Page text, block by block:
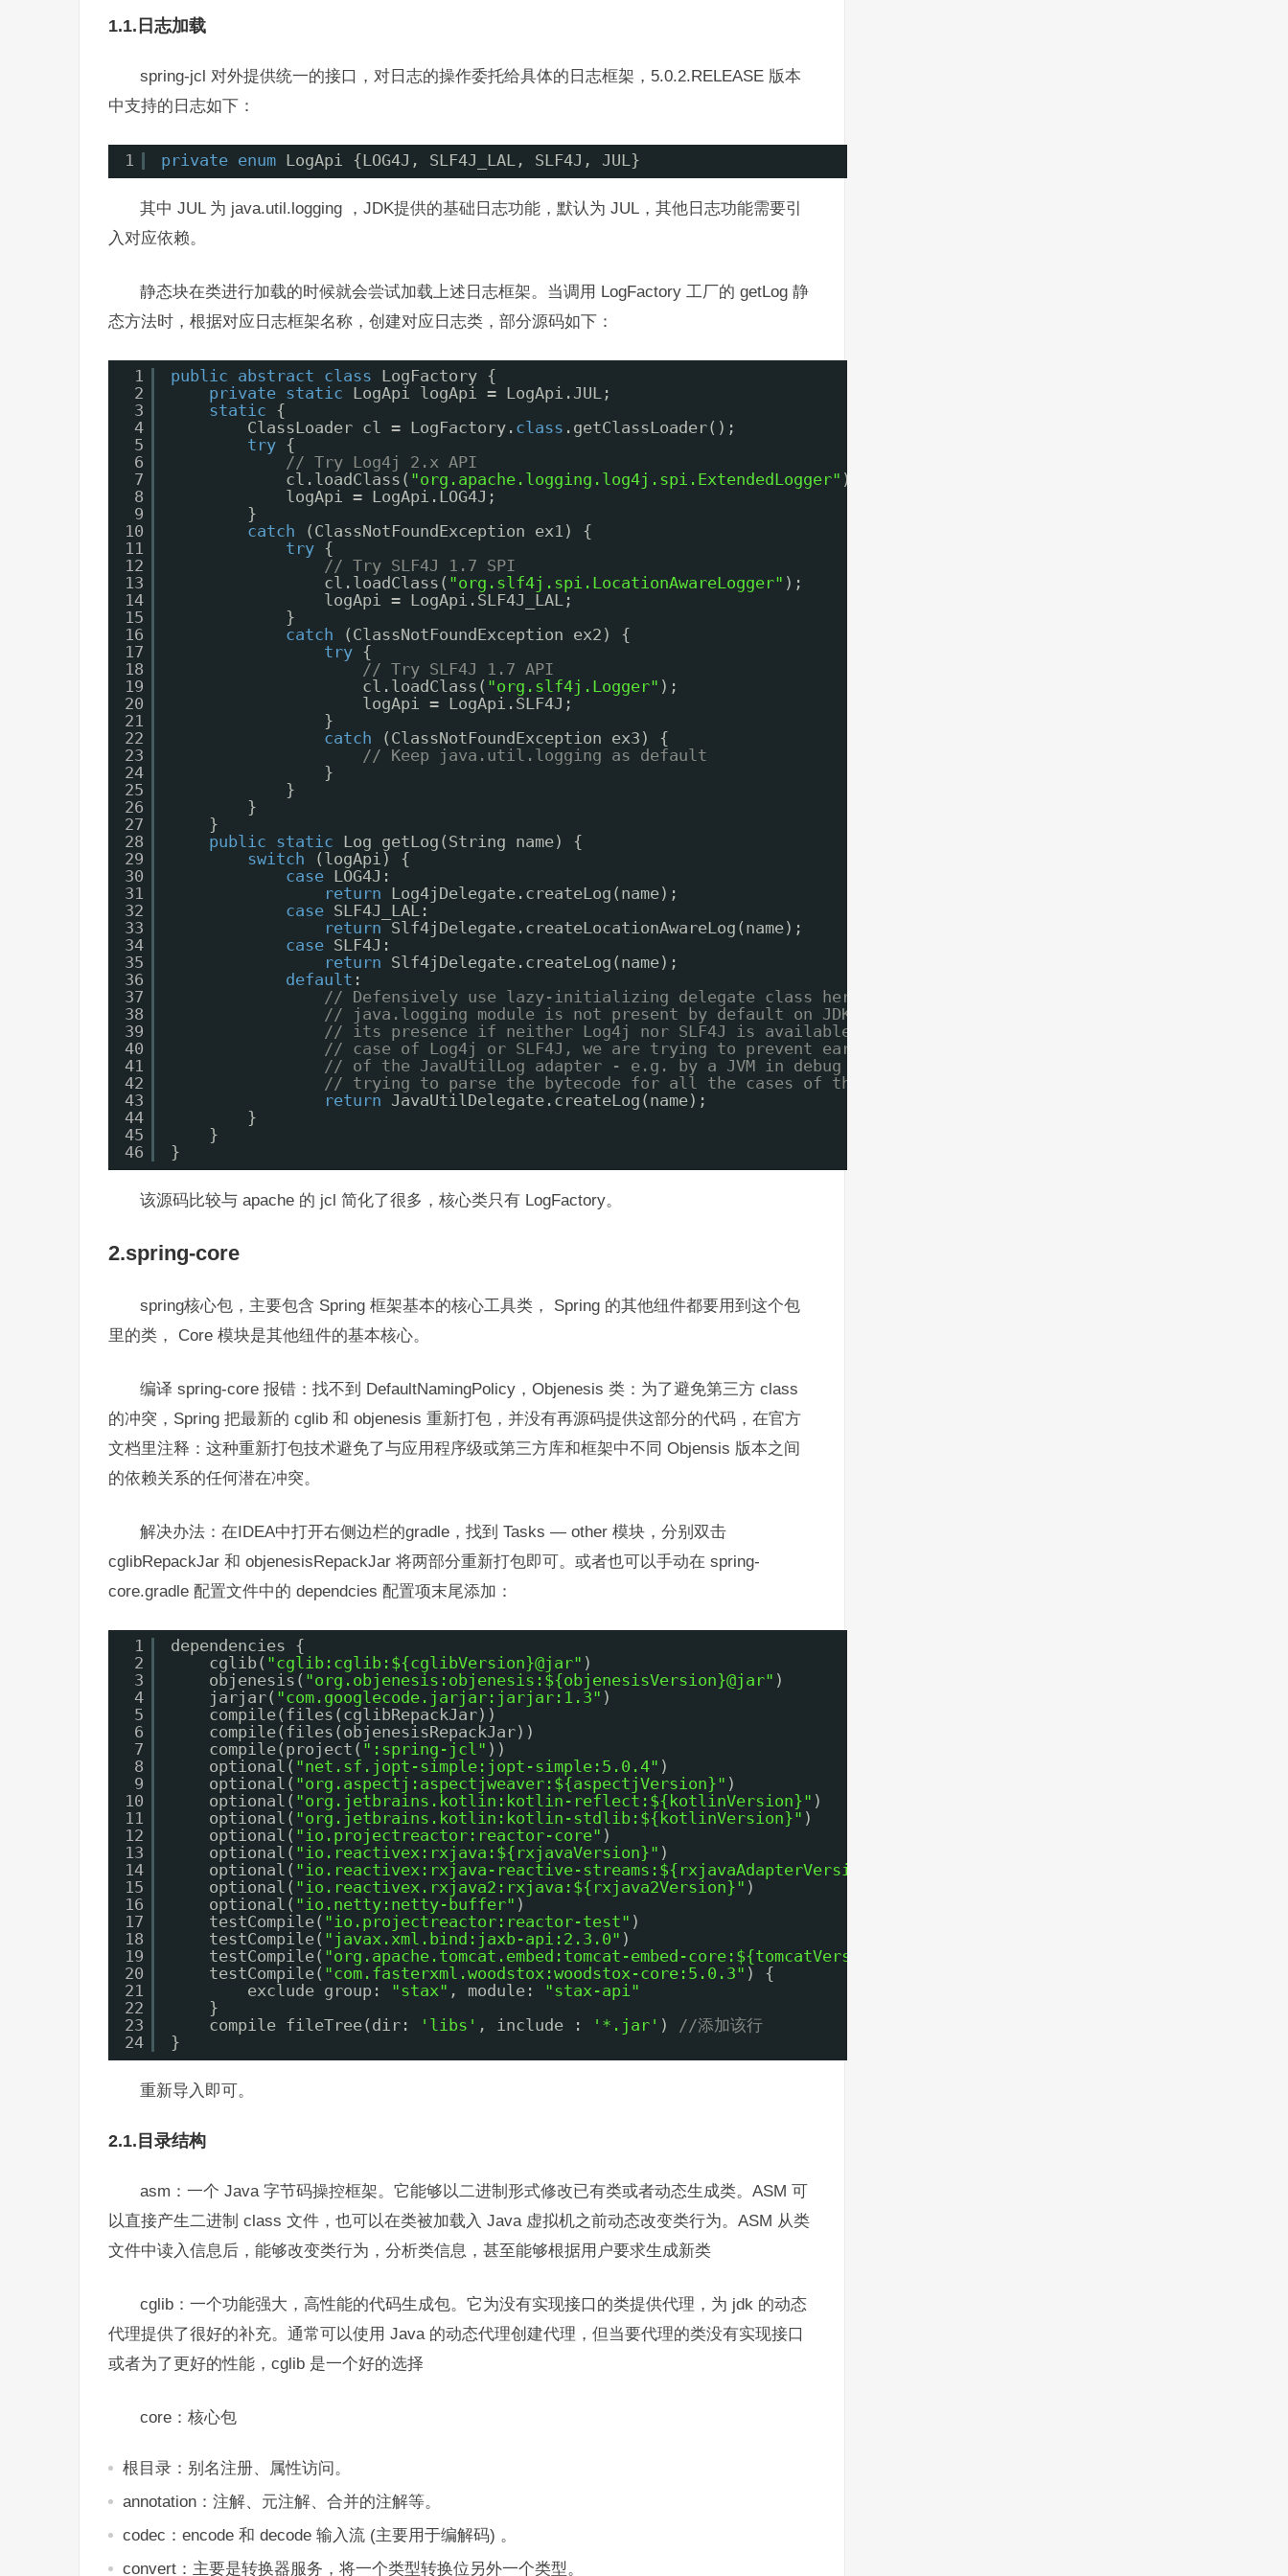
1.1.日志加载
spring-jcl 对外提供统一的接口，对日志的操作委托给具体的日志框架，5.0.2.RELEASE 版本
中支持的日志如下：
1 private enum LogApi {LOG4J, SLF4J_LAL, SLF4J, JUL}
其中 JUL 为 java.util.logging ，JDK提供的基础日志功能，默认为 JUL，其他日志功能需要引
入对应依赖。
静态块在类进行加载的时候就会尝试加载上述日志框架。当调用 LogFactory 工厂的 getLog 静
态方法时，根据对应日志框架名称，创建对应日志类，部分源码如下：
1
2
3
4
5
6
7
8
9
10
11
12
13
14
15
16
17
18
19
20
21
22
23
24
25
26
27
28
29
30
31
32
33
34
35
36
37
38
39
40
41
42
43
44
45
46
public abstract class
LogFactory {
private
static
LogApi logApi = LogApi.JUL;
static
{
ClassLoader cl = LogFactory. class .getClassLoader();
try
{
// Try Log4j 2.x API
cl.loadClass( "org.apache.logging.log4j.spi.ExtendedLogger" );
logApi = LogApi.LOG4J;
}
catch
(ClassNotFoundException ex1) {
try
{
// Try SLF4J 1.7 SPI
cl.loadClass( "org.slf4j.spi.LocationAwareLogger" );
logApi = LogApi.SLF4J_LAL;
}
catch
(ClassNotFoundException ex2) {
try
{
// Try SLF4J 1.7 API
cl.loadClass( "org.slf4j.Logger" );
logApi = LogApi.SLF4J;
}
catch
(ClassNotFoundException ex3) {
// Keep java.util.logging as default
}
}
}
}
public
static
Log getLog(String name) {
switch
(logApi) {
case
LOG4J:
return
Log4jDelegate.createLog(name);
case
SLF4J_LAL:
return
Slf4jDelegate.createLocationAwareLog(name);
case
SLF4J:
return
Slf4jDelegate.createLog(name);
default :
// Defensively use lazy-initializing delegate class here as well since the
// java.logging module is not present by default on JDK 9. We are requiring
// its presence if neither Log4j nor SLF4J is available; however, in the
// case of Log4j or SLF4J, we are trying to prevent early initialization
// of the JavaUtilLog adapter - e.g. by a JVM in debug mode - when eagerly
// trying to parse the bytecode for all the cases of this switch clause.
return
JavaUtilDelegate.createLog(name);
}
}
}
该源码比较与 apache 的 jcl 简化了很多，核心类只有 LogFactory。
2.spring-core
spring核心包，主要包含 Spring 框架基本的核心工具类， Spring 的其他纽件都要用到这个包
里的类， Core 模块是其他纽件的基本核心。
编译 spring-core 报错：找不到 DefaultNamingPolicy，Objenesis 类：为了避免第三方 class
的冲突，Spring 把最新的 cglib 和 objenesis 重新打包，并没有再源码提供这部分的代码，在官方
文档里注释：这种重新打包技术避免了与应用程序级或第三方库和框架中不同 Objensis 版本之间
的依赖关系的任何潜在冲突。
解决办法：在IDEA中打开右侧边栏的gradle，找到 Tasks — other 模块，分别双击
cglibRepackJar 和 objenesisRepackJar 将两部分重新打包即可。或者也可以手动在 spring-
core.gradle 配置文件中的 dependcies 配置项末尾添加：
1
2
3
4
5
6
7
8
9
10
11
12
13
14
15
16
17
18
19
20
21
22
23
24
dependencies {
cglib( "cglib:cglib:${cglibVersion}@jar" )
objenesis( "org.objenesis:objenesis:${objenesisVersion}@jar" )
jarjar( "com.googlecode.jarjar:jarjar:1.3" )
compile(files(cglibRepackJar))
compile(files(objenesisRepackJar))
compile(project( ":spring-jcl" ))
optional( "net.sf.jopt-simple:jopt-simple:5.0.4" )
optional( "org.aspectj:aspectjweaver:${aspectjVersion}" )
optional( "org.jetbrains.kotlin:kotlin-reflect:${kotlinVersion}" )
optional( "org.jetbrains.kotlin:kotlin-stdlib:${kotlinVersion}" )
optional( "io.projectreactor:reactor-core" )
optional( "io.reactivex:rxjava:${rxjavaVersion}" )
optional( "io.reactivex:rxjava-reactive-streams:${rxjavaAdapterVersion}"
optional( "io.reactivex.rxjava2:rxjava:${rxjava2Version}" )
optional( "io.netty:netty-buffer" )
testCompile( "io.projectreactor:reactor-test" )
testCompile( "javax.xml.bind:jaxb-api:2.3.0" )
testCompile( "org.apache.tomcat.embed:tomcat-embed-core:${tomcatVersion}"
testCompile( "com.fasterxml.woodstox:woodstox-core:5.0.3" ) {
exclude group:
"stax" , module:
"stax-api"
}
compile fileTree(dir:
'libs' , include : '*.jar' )
//添加该行
}
重新导入即可。
2.1.目录结构
asm：一个 Java 字节码操控框架。它能够以二进制形式修改已有类或者动态生成类。ASM 可
以直接产生二进制 class 文件，也可以在类被加载入 Java 虚拟机之前动态改变类行为。ASM 从类
文件中读入信息后，能够改变类行为，分析类信息，甚至能够根据用户要求生成新类
cglib：一个功能强大，高性能的代码生成包。它为没有实现接口的类提供代理，为 jdk 的动态
代理提供了很好的补充。通常可以使用 Java 的动态代理创建代理，但当要代理的类没有实现接口
或者为了更好的性能，cglib 是一个好的选择
core：核心包
根目录：别名注册、属性访问。
annotation：注解、元注解、合并的注解等。
codec：encode 和 decode 输入流 (主要用于编解码) 。
convert：主要是转换器服务，将一个类型转换位另外一个类型。